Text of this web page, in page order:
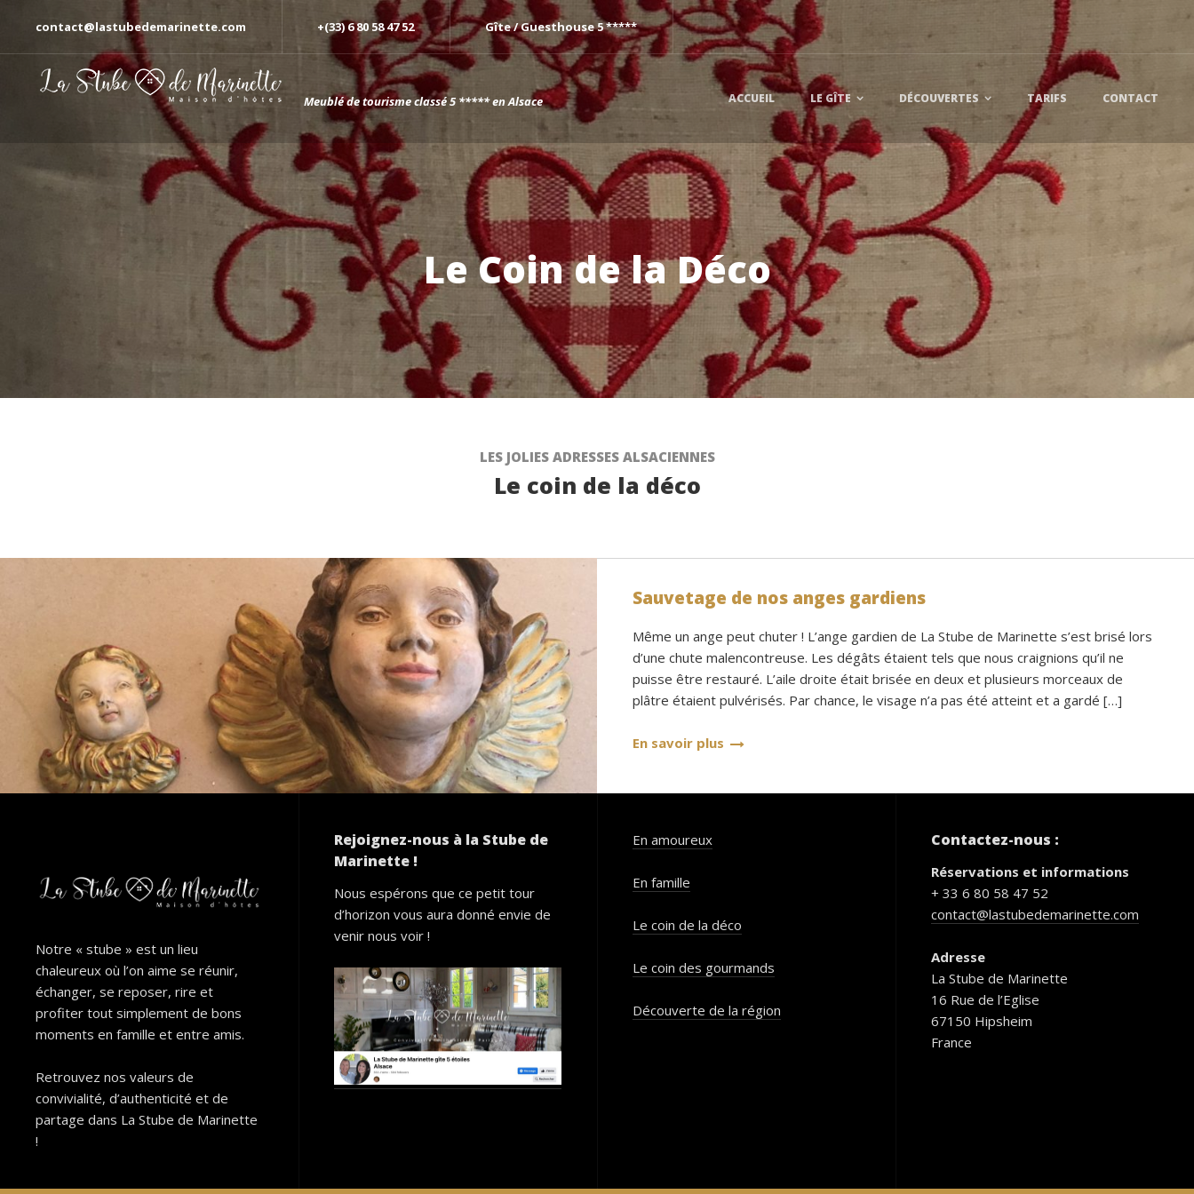
contact@lastubedemarinette.com +(33) 6 80 58 47 52 Gîte / Guesthouse 5 *****
Meublé de tourisme classé 5 ***** en Alsace ACCUEIL LE GÎTE DÉCOUVERTES TARIFS CONTACT
Le Coin de la Déco
LES JOLIES ADRESSES ALSACIENNES
Le coin de la déco
Sauvetage de nos anges gardiens
Même un ange peut chuter ! L’ange gardien de La Stube de Marinette s’est brisé lors
d’une chute malencontreuse. Les dégâts étaient tels que nous craignions qu’il ne
puisse être restauré. L’aile droite était brisée en deux et plusieurs morceaux de
plâtre étaient pulvérisés. Par chance, le visage n’a pas été atteint et a gardé […]
En savoir plus
Notre « stube » est un lieu
chaleureux où l’on aime se réunir,
échanger, se reposer, rire et
profiter tout simplement de bons
moments en famille et entre amis.
Retrouvez nos valeurs de
convivialité, d’authenticité et de
partage dans La Stube de Marinette
!
Rejoignez-nous à la Stube de
Marinette !
Nous espérons que ce petit tour
d’horizon vous aura donné envie de
venir nous voir !
En amoureux
En famille
Le coin de la déco
Le coin des gourmands
Découverte de la région
Contactez-nous :
Réservations et informations
+ 33 6 80 58 47 52
contact@lastubedemarinette.com
Adresse
La Stube de Marinette
16 Rue de l’Eglise
67150 Hipsheim
France